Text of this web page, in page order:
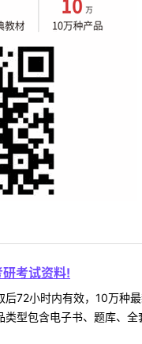
考试资料!
后72小时内有效，10万种
类型包含电子书、题库、